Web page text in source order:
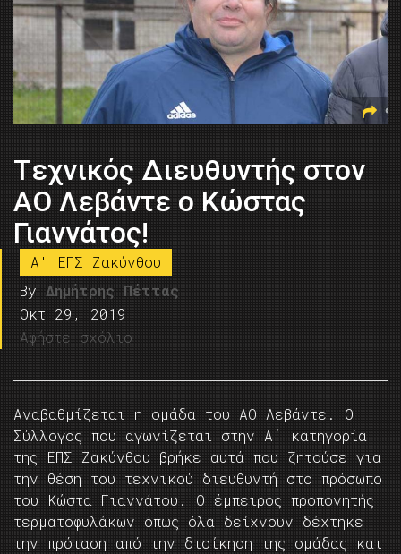
Tεχνικός Διευθυντής στον
ΑΟ Λεβάντε ο Κώστας
Γιαννάτος!
A' ΕΠΣ Ζακύνθου
By Δημήτρης Πέττας
Οκτ 29, 2019
Αφήστε σχόλιο
Αναβαθμίζεται η ομάδα του ΑΟ Λεβάντε. Ο
Σύλλογος που αγωνίζεται στην Α΄ κατηγορία
της ΕΠΣ Ζακύνθου βρήκε αυτά που ζητούσε για
την θέση του τεχνικού διευθυντή στο πρόσωπο
του Κώστα Γιαννάτου. Ο έμπειρος προπονητής
τερματοφυλάκων όπως όλα δείχνουν δέχτηκε
την πρόταση από την διοίκηση της ομάδας και